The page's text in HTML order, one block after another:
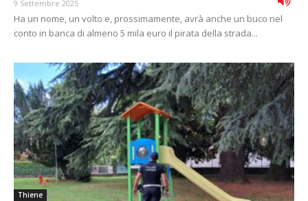
9 Settembre 2025
Ha un nome, un volto e, prossimamente, avrà anche un buco nel
conto in banca di almeno 5 mila euro il pirata della strada...
Thiene